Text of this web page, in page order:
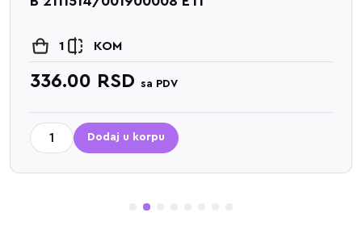
1 KOM
336.00 RSD sa PDV
Dodaj u korpu
5